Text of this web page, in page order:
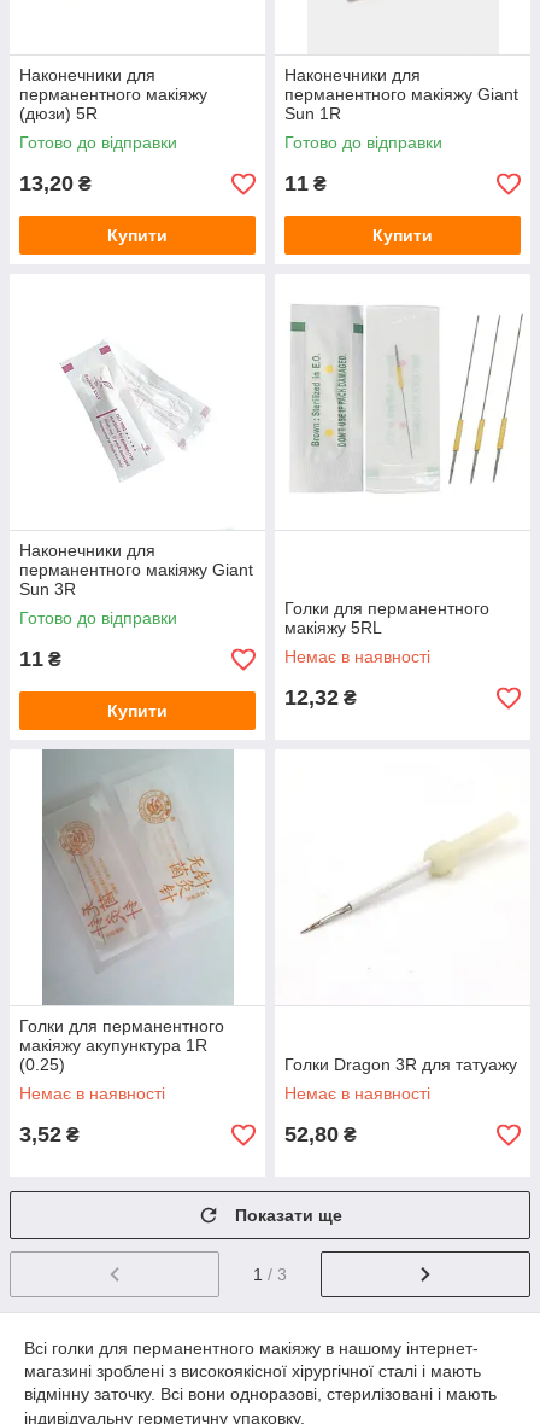
Наконечники для
перманентного макіяжу
(дюзи) 5R
Готово до відправки
13,20 ₴
Купити
Наконечники для
перманентного макіяжу Giant
Sun 1R
Готово до відправки
11 ₴
Купити
Наконечники для
перманентного макіяжу Giant
Sun 3R
Готово до відправки
11 ₴
Купити
Голки для перманентного
макіяжу 5RL
Немає в наявності
12,32 ₴
Голки для перманентного
макіяжу акупунктура 1R
(0.25)
Немає в наявності
3,52 ₴
Голки Dragon 3R для татуажу
Немає в наявності
52,80 ₴
Показати ще
1 / 3
Всі голки для перманентного макіяжу в нашому інтернет-
магазині зроблені з високоякісної хірургічної сталі і мають
відмінну заточку. Всі вони одноразові, стерилізовані і мають
індивідуальну герметичну упаковку.